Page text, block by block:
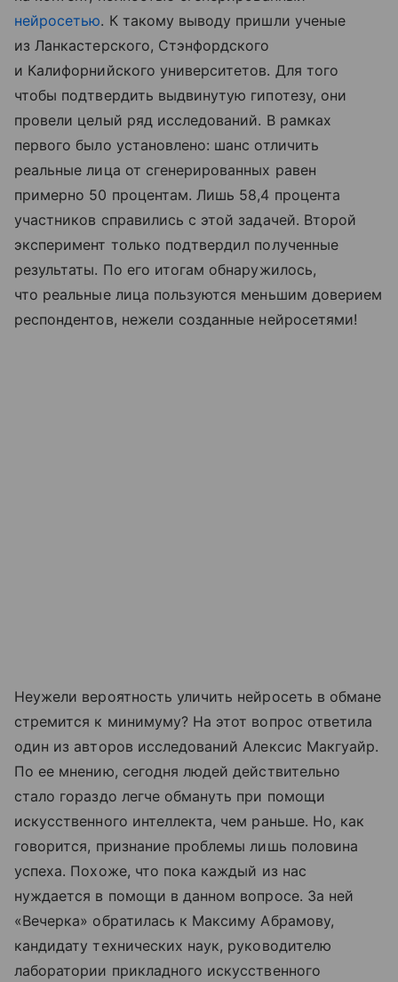
нейросетью. К такому выводу пришли ученые
из Ланкастерского, Стэнфордского
и Калифорнийского университетов. Для того
чтобы подтвердить выдвинутую гипотезу, они
провели целый ряд исследований. В рамках
первого было установлено: шанс отличить
реальные лица от сгенерированных равен
примерно 50 процентам. Лишь 58,4 процента
участников справились с этой задачей. Второй
эксперимент только подтвердил полученные
результаты. По его итогам обнаружилось,
что реальные лица пользуются меньшим доверием
респондентов, нежели созданные нейросетями!
Неужели вероятность уличить нейросеть в обмане
стремится к минимуму? На этот вопрос ответила
один из авторов исследований Алексис Макгуайр.
По ее мнению, сегодня людей действительно
стало гораздо легче обмануть при помощи
искусственного интеллекта, чем раньше. Но, как
говорится, признание проблемы лишь половина
успеха. Похоже, что пока каждый из нас
нуждается в помощи в данном вопросе. За ней
«Вечерка» обратилась к Максиму Абрамову,
кандидату технических наук, руководителю
лаборатории прикладного искусственного